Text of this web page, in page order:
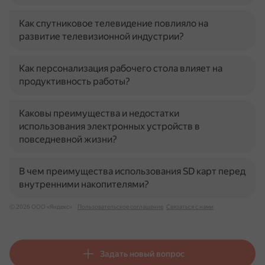
Как спутниковое телевидение повлияло на
развитие телевизионной индустрии?
Как персонализация рабочего стола влияет на
продуктивность работы?
Каковы преимущества и недостатки
использования электронных устройств в
повседневной жизни?
В чем преимущества использования SD карт перед
внутренними накопителями?
© 2026 ООО «Яндекс» Пользовательское соглашение Связаться с нами
Задать новый вопрос